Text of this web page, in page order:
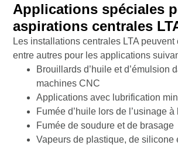
Applications spéciales
aspirations centrales
Les installations centrales LTA peuvent
entre autres pour les applications
Brouillards d’huile et d’émulsion
machines CNC
Applications avec lubrification
Fumée d’huile lors de l’usinage
Fumée de soudure et de brasage
Vapeurs de plastique, de silicone